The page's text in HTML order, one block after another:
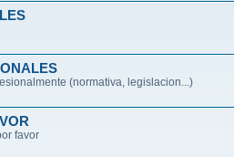
(normativa, legislacion...)
favor